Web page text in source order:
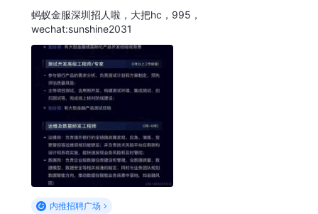
蚂蚁金服深圳招人啦，大把hc，995，
wechat:sunshine2031
内推招聘广场